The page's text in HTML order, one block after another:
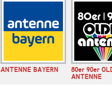
ANTENNE BAYERN
80er 90er
ANTENNE